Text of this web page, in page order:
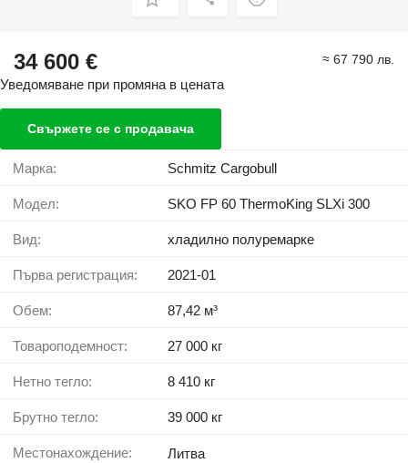
34 600 € ≈ 67 790 лв.
Уведомяване при промяна в цената
Свържете се с продавача
Марка: Schmitz Cargobull
Модел: SKO FP 60 ThermoKing SLXi 300
Вид: хладилно полуремарке
Първа регистрация: 2021-01
Обем: 87,42 м³
Товароподемност: 27 000 кг
Нетно тегло: 8 410 кг
Брутно тегло: 39 000 кг
Местонахождение:
Литва